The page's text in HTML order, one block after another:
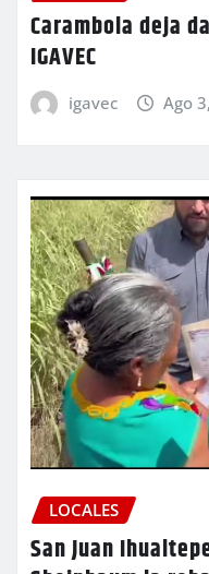
Carambola deja
IGAVEC
igavec Ago
LOCALES
San Juan